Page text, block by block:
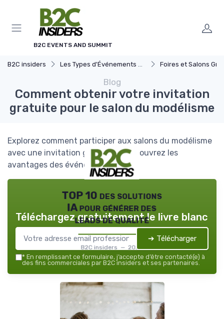
B2C EVENTS AND SUMMIT
B2C insiders Les Types d'Événements B2C Foires et Salons Grand
Blog
Comment obtenir votre invitation
gratuite pour le salon du modélisme
Explorez comment participer aux salons du modélisme
avec une invitation gratuite et découvrez les
avantages des événements B2C.
TOP 10 des solutions
IA pour générer des
leads de qualité
B2C insiders — 2026
Téléchargez gratuitement le livre blanc
➔ Télécharger
* En remplissant ce formulaire, j’accepte d’être contacté(e) à
des fins commerciales par B2C insiders et ses partenaires.
Panneau de gestion des cookies